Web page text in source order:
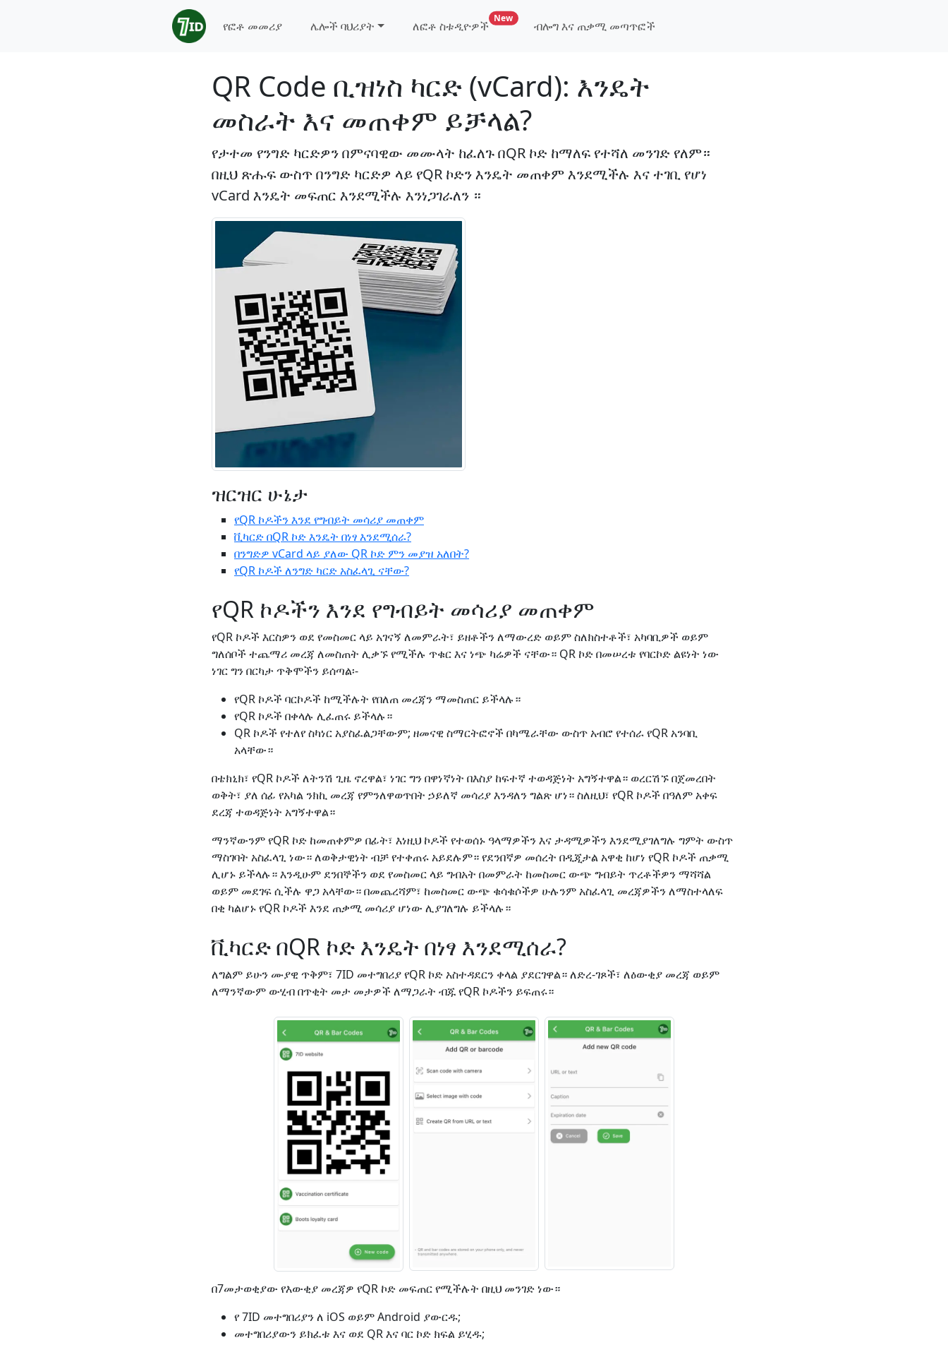
የፎቶ መመሪያ ሌሎች ባህሪያት ለፎቶ ስቱዲዮዎች
Newለፎቶ ስቱዲዮዎች እና ለቪዛ ኤጀንሲዎች አዲስ ባህሪ
ብሎግ እና ጠቃሚ መጣጥፎች
QR Code ቢዝነስ ካርድ (vCard): እንዴት
መስራት እና መጠቀም ይቻላል?
የታተመ የንግድ ካርድዎን በምናባዊው መሙላት ከፈለጉ በQR ኮድ ከማለፍ የተሻለ መንገድ የለም።
በዚህ ጽሑፍ ውስጥ በንግድ ካርድዎ ላይ የQR ኮድን እንዴት መጠቀም እንደሚችሉ እና ተገቢ የሆነ
vCard እንዴት መፍጠር እንደሚችሉ እንነጋገራለን ።
ዝርዝር ሁኔታ
የQR ኮዶችን እንደ የግብይት መሳሪያ መጠቀም
ቪካርድ በQR ኮድ እንዴት በነፃ እንደሚሰራ?
በንግድዎ vCard ላይ ያለው QR ኮድ ምን መያዝ አለበት?
የQR ኮዶች ለንግድ ካርድ አስፈላጊ ናቸው?
የQR ኮዶችን እንደ የግብይት መሳሪያ መጠቀም
የQR ኮዶች እርስዎን ወደ የመስመር ላይ አገናኝ ለመምራት፣ ይዘቶችን ለማውረድ ወይም ስለክስተቶች፣ አካባቢዎች ወይም
ግለሰቦች ተጨማሪ መረጃ ለመስጠት ሊቃኙ የሚችሉ ጥቁር እና ነጭ ካሬዎች ናቸው። QR ኮድ በመሠረቱ የባርኮድ ልዩነት ነው
ነገር ግን በርካታ ጥቅሞችን ይሰጣል፡-
የQR ኮዶች ባርኮዶች ከሚችሉት የበለጠ መረጃን ማመስጠር ይችላሉ።
የQR ኮዶች በቀላሉ ሊፈጠሩ ይችላሉ።
QR ኮዶች የተለየ ስካነር አያስፈልጋቸውም; ዘመናዊ ስማርትፎኖች በካሜራቸው ውስጥ አብሮ የተሰራ የQR አንባቢ
አላቸው።
በቴክኒክ፣ የQR ኮዶች ለትንሽ ጊዜ ኖረዋል፣ ነገር ግን በዋነኛነት በእስያ ከፍተኛ ተወዳጅነት አግኝተዋል። ወረርሽኙ በጀመረበት
ወቅት፣ ያለ ሰፊ የአካል ንክኪ መረጃ የምንለዋወጥበት ኃይለኛ መሳሪያ እንዳለን ግልጽ ሆነ። ስለዚህ፣ የQR ኮዶች በዓለም አቀፍ
ደረጃ ተወዳጅነት አግኝተዋል።
ማንኛውንም የQR ኮድ ከመጠቀምዎ በፊት፣ እነዚህ ኮዶች የተወሰኑ ዓላማዎችን እና ታዳሚዎችን እንደሚያገለግሉ ግምት ውስጥ
ማስገባት አስፈላጊ ነው። ለወቅታዊነት ብቻ የተቀጠሩ አይደሉም። የደንበኛዎ መሰረት በዲጂታል አዋቂ ከሆነ የQR ኮዶች ጠቃሚ
ሊሆኑ ይችላሉ። እንዲሁም ደንበኞችን ወደ የመስመር ላይ ግብአት በመምራት ከመስመር ውጭ ግብይት ጥረቶችዎን ማሻሻል
ወይም መደገፍ ሲችሉ ዋጋ አላቸው። በመጨረሻም፣ ከመስመር ውጭ ቁሳቁሶችዎ ሁሉንም አስፈላጊ መረጃዎችን ለማስተላለፍ
በቂ ካልሆኑ የQR ኮዶች እንደ ጠቃሚ መሳሪያ ሆነው ሊያገለግሉ ይችላሉ።
ቪካርድ በQR ኮድ እንዴት በነፃ እንደሚሰራ?
ለግልም ይሁን ሙያዊ ጥቅም፣ 7ID መተግበሪያ የQR ኮድ አስተዳደርን ቀላል ያደርገዋል። ለድረ-ገጾች፣ ለዕውቂያ መረጃ ወይም
ለማንኛውም ውሂብ በጥቂት መታ መታዎች ለማጋራት ብጁ የQR ኮዶችን ይፍጠሩ።
በ7መታወቂያው የእውቂያ መረጃዎ የQR ኮድ መፍጠር የሚችሉት በዚህ መንገድ ነው።
የ 7ID መተግበሪያን ለ iOS ወይም Android ያውርዱ;
መተግበሪያውን ይክፈቱ እና ወደ QR እና ባር ኮድ ክፍል ይሂዱ;